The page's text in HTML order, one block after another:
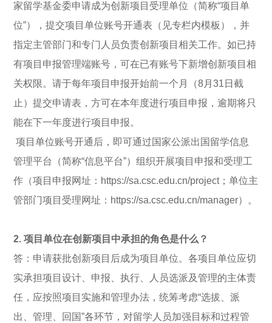
家留学基金委申请成为创新项目受理单位（简称“项目单
位”），提交项目单位账号开通表（见专栏内模板），并
指定主管部门和专门人员负责创新项目相关工作。如已持
有项目申报管理端账号，可在已有账号下新增创新项目相
关权限。请于每年项目申报开始前一个月（8月31日截
止）提交申请表，方可在本年度进行项目申报，逾期将只
能在下一年度进行项目申报。
项目单位账号开通后，即可通过国家公派出国留学信息
管理平台（简称“信息平台”）组织开展项目申报和受理工
作（项目申报网址：https://sa.csc.edu.cn/project；单位主
管部门项目受理网址：https://sa.csc.edu.cn/manager）。
2. 项目单位在创新项目中承担的角色是什么？
答：申请获批创新项目后成为项目单位。各项目单位应切
实承担项目设计、申报、执行、人员选派及管理的主体责
任，应按照项目实施和管理办法，统筹考虑“选拔、派
出、管理、回国”各环节，对留学人员加强目标和过程管